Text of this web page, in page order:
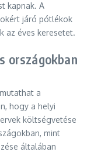
kapnak. A
járó pótlékok
az éves keresetet.
országokban
a
hogy a helyi
költségvetése
mint
általában